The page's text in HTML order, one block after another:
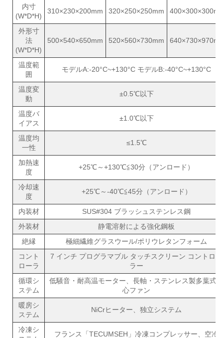
内寸
(W*D*H)
310×230×200mm 320×250×250mm
外形寸
法
(W*D*H)
500×540×650mm 520×560×730mm
温度範
囲
モデルA:-20°C~+130°C モデルB:-40°C~+130°C
温度変
動
±0.5℃以下
温度バ
イアス
±1.0℃以下
温度均
一性
≤1.5℃
加熱速
度
+25℃～+130℃≦30分（アンロード）
冷却速
度
+25℃～-40℃≦45分（アンロード）
内装材
SUS#304 ブラッシュステンレス鋼
外装材
静電溶射による強化鋼板
絶縁
極細繊維グラスウール/ポリウレタンフォーム
コント
ローラ
7 インチ プログラマブル タッチスクリーン コントロー
ラー
循環シ
ステム
低騒音・耐高温モーター、長軸・ステンレス製多葉式遠
心ファン
暖房シ
ステム
NiCrヒーター、独立システム
冷凍シ
フランス「TECUMSEH」冷凍コンプレッサー、空冷